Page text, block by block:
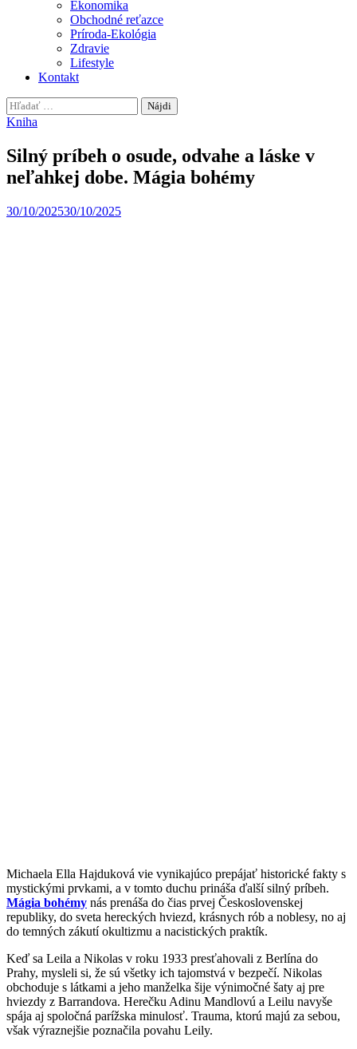
Ekonomika
Obchodné reťazce
Príroda-Ekológia
Zdravie
Lifestyle
Kontakt
Hľadať:
Kniha
Silný príbeh o osude, odvahe a láske v
neľahkej dobe. Mágia bohémy
30/10/202530/10/2025
Michaela Ella Hajduková vie vynikajúco prepájať historické fakty s
mystickými prvkami, a v tomto duchu prináša ďalší silný príbeh.
Mágia bohémy nás prenáša do čias prvej Československej
republiky, do sveta hereckých hviezd, krásnych rób a noblesy, no aj
do temných zákutí okultizmu a nacistických praktík.
Keď sa Leila a Nikolas v roku 1933 presťahovali z Berlína do
Prahy, mysleli si, že sú všetky ich tajomstvá v bezpečí. Nikolas
obchoduje s látkami a jeho manželka šije výnimočné šaty aj pre
hviezdy z Barrandova. Herečku Adinu Mandlovú a Leilu navyše
spája aj spoločná parížska minulosť. Trauma, ktorú majú za sebou,
však výraznejšie poznačila povahu Leily.